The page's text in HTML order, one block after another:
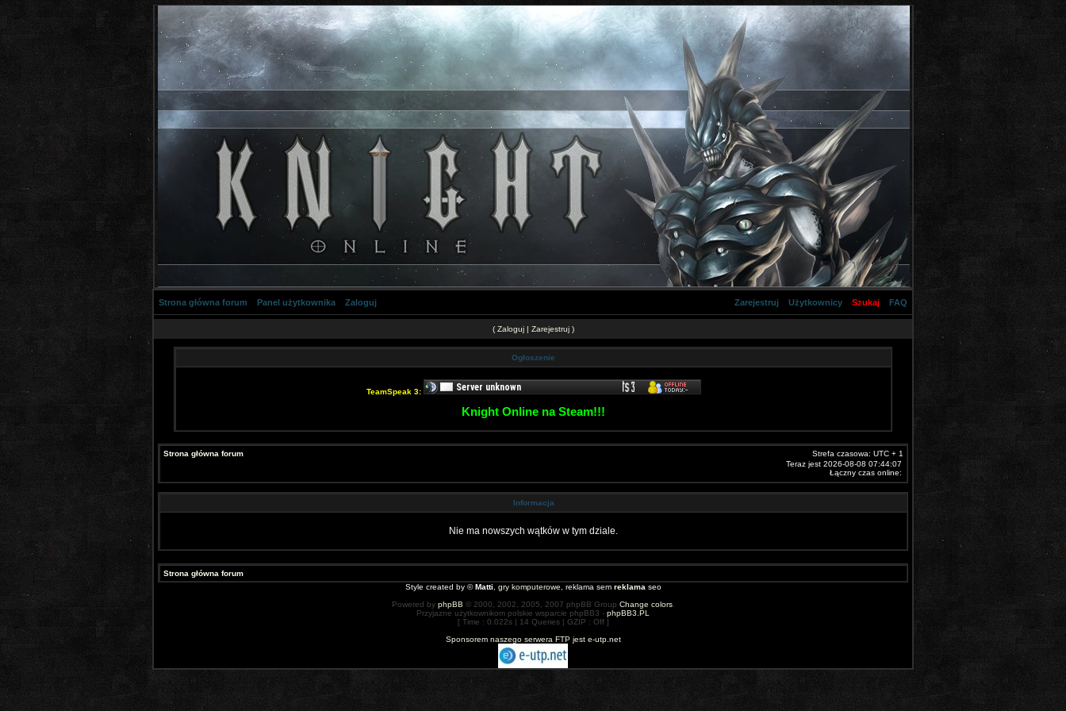
Strona główna forum Panel użytkownika Zaloguj FAQ
Szukaj
Użytkownicy
Zarejestruj
( Zaloguj| Zarejestruj)
Ogłoszenie
TeamSpeak 3:
Knight Online na Steam!!!
Strona główna forum
Strefa czasowa: UTC + 1
Teraz jest 2026-08-08 07:44:07
Łączny czas online:
Informacja
Nie ma nowszych wątków w tym dziale.
Strona główna forum
Style created by ©Matti gry komputerowe , reklama sem reklama seo
Powered by phpBB © 2000, 2002, 2005, 2007 phpBB Group Change colors.
Przyjazne użytkownikom polskie wsparcie phpBB3 - phpBB3.PL
[ Time : 0.022s | 14 Queries | GZIP : Off ]
Sponsorem naszego serwera FTP jest e-utp.net